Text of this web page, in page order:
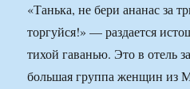
«Танька, не бери ананас за
торгуйся!» — раздается
тихой гаванью. Это в отель
большая группа женщин из